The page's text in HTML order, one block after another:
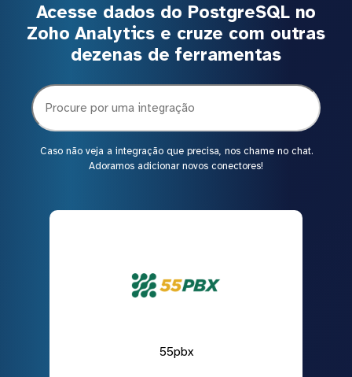
Acesse dados do PostgreSQL no
Zoho Analytics e cruze com outras
dezenas de ferramentas
Caso não veja a integração que precisa, nos chame no chat.
Adoramos adicionar novos conectores!
55pbx